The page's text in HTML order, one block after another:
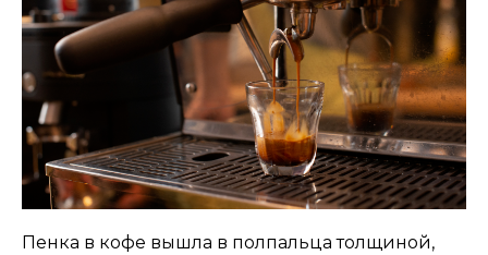
Пенка в кофе вышла в полпальца толщиной,